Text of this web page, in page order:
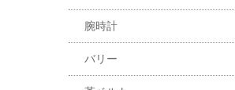
腕時計
バリー